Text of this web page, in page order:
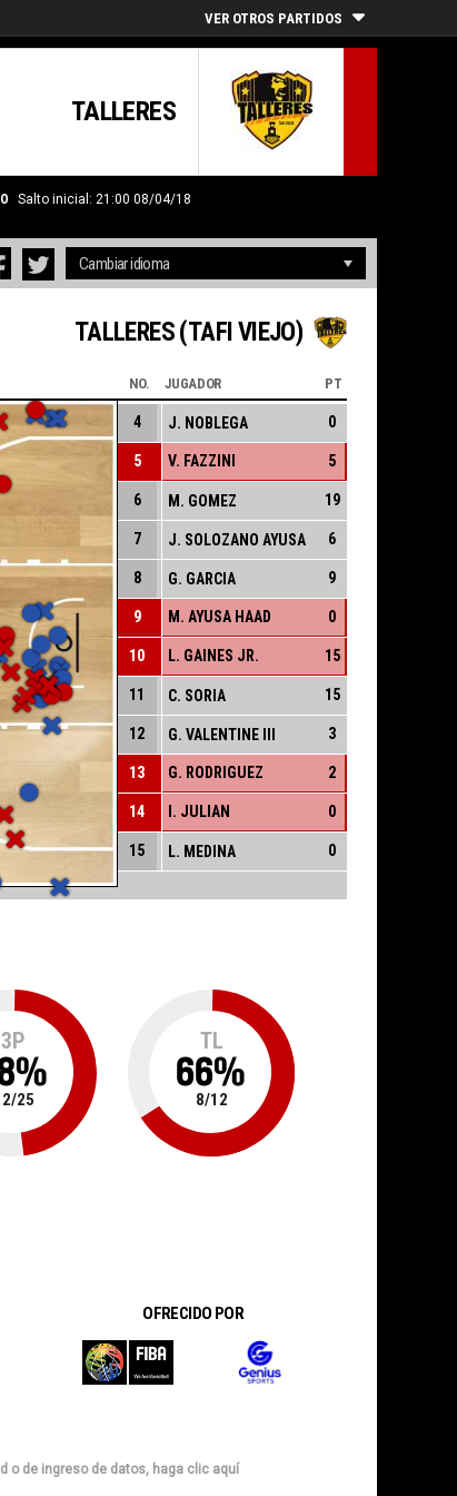
VER OTROS PARTIDOS
TALLERES
Salto inicial: 21:00 08/04/18
TALLERES (TAFI VIEJO)
NO. JUGADOR PT
4 J. NOBLEGA 0
5 V. FAZZINI 5
6 M. GOMEZ 19
7 J. SOLOZANO AYUSA 6
8 G. GARCIA 9
9 M. AYUSA HAAD 0
10 L. GAINES JR. 15
11 C. SORIA 15
12 G. VALENTINE III 3
13 G. RODRIGUEZ 2
14 I. JULIAN 0
15 L. MEDINA 0
3P
%
/25
TL
66%
8/12
OFRECIDO POR
o de ingreso de datos, haga clic aquí